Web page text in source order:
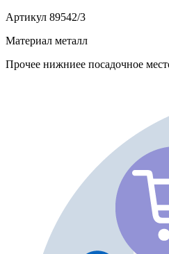
Артикул 89542/3
Материал металл
Прочее нижниее посадочное